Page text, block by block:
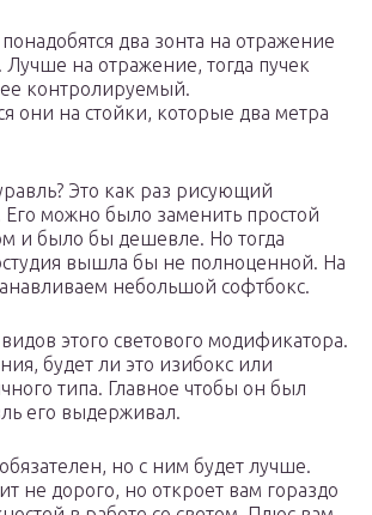
два зонта на отражение
Лучше на отражение, тогда пучек
контролируемый.
они на стойки, которые два метра
Это как раз рисующий
Его можно было заменить простой
и было бы дешевле. Но тогда
вышла бы не полноценной. На
небольшой софтбокс.
этого светового модификатора.
будет ли это изибокс или
типа. Главное чтобы он был
его выдерживал.
но с ним будет лучше.
не дорого, но откроет вам гораздо